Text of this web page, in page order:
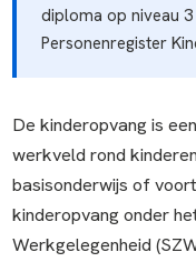
diploma op niveau
Personenregister
De kinderopvang is
werkveld rond
basisonderwijs of
kinderopvang onder
Werkgelegenheid